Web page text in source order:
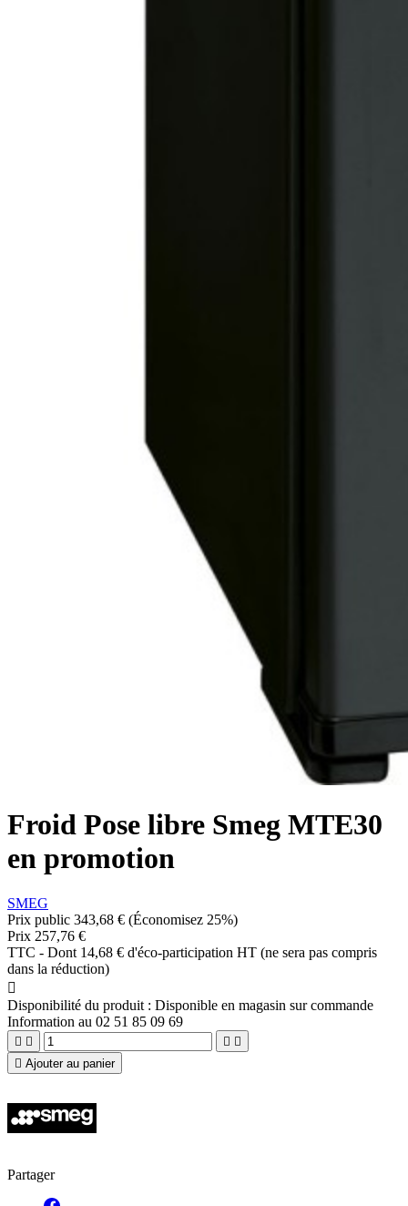
Froid Pose libre Smeg MTE30
en promotion
SMEG
Prix public 343,68 € (Économisez 25%)
Prix 257,76 €
TTC - Dont 14,68 € d'éco-participation HT (ne sera pas compris
dans la réduction)

Disponibilité du produit : Disponible en magasin sur commande
Information au 02 51 85 09 69
   
 Ajouter au panier
Partager